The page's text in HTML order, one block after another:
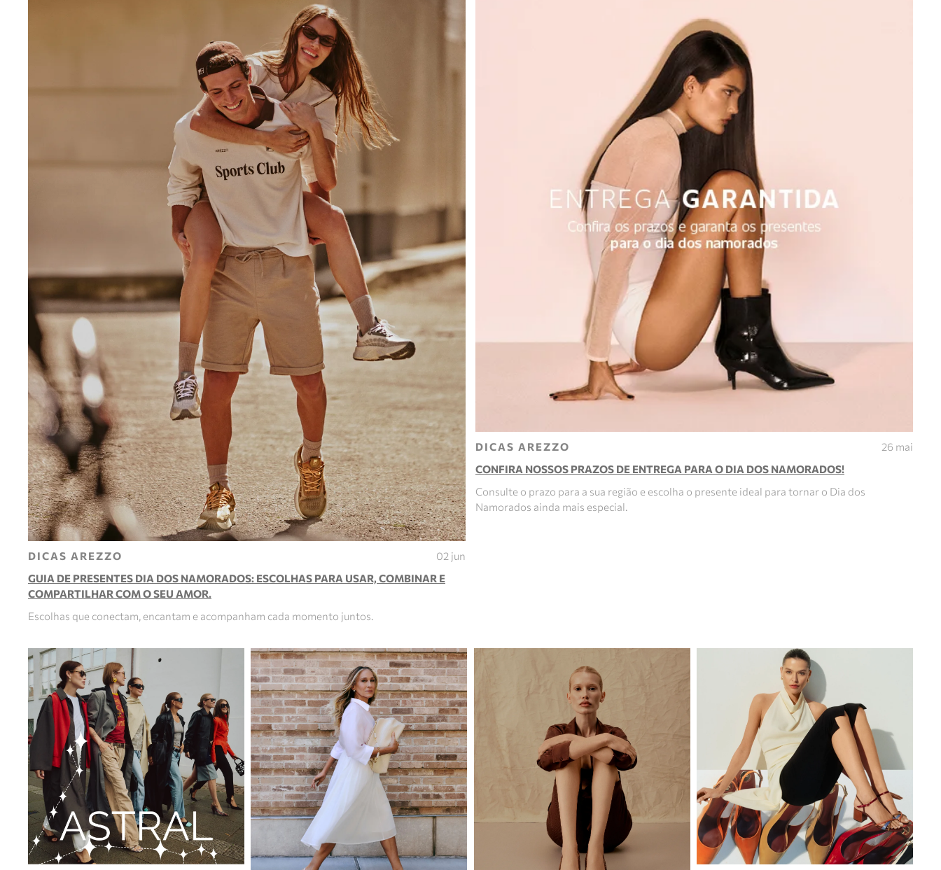
DICAS AREZZO
02 jun
GUIA DE PRESENTES DIA DOS NAMORADOS: ESCOLHAS PARA USAR, COMBINAR E
COMPARTILHAR COM O SEU AMOR.
Escolhas que conectam, encantam e acompanham cada momento juntos.
DICAS AREZZO
26 mai
CONFIRA NOSSOS PRAZOS DE ENTREGA PARA O DIA DOS NAMORADOS!
Consulte o prazo para a sua região e escolha o presente ideal para tornar o Dia dos
Namorados ainda mais especial.